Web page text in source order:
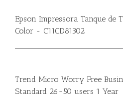
Epson Impressora Tanque de
Color - C11CD81302
Trend Micro Worry Free
Standard 26-50 users 1 Year